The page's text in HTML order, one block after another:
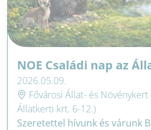
NOE Családi nap az
2026.05.09.
Fővárosi Állat- és
Állatkerti krt. 6-12.)
Szeretettel hívunk és várunk